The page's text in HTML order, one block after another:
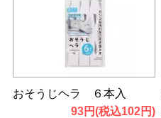
おそうじヘラ ６本入
93円(税込102円)